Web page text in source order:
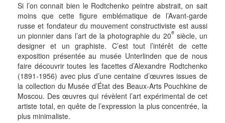
Si l’on connait bien le Rodtchenko peintre abstrait, on sait
moins que cette figure emblématique de l’Avant-garde
russe et fondateur du mouvement constructiviste est aussi
un pionnier dans l’art de la photographie du 20esiècle, un
designer et un graphiste. C’est tout l’intérêt de cette
exposition présentée au musée Unterlinden que de nous
faire découvrir toutes les facettes d’Alexandre Rodtchenko
(1891-1956) avec plus d’une centaine d’œuvres issues de
la collection du Musée d’État des Beaux-Arts Pouchkine de
Moscou. Des œuvres qui révèlent l’art expérimental de cet
artiste total, en quête de l’expression la plus concentrée, la
plus minimaliste.